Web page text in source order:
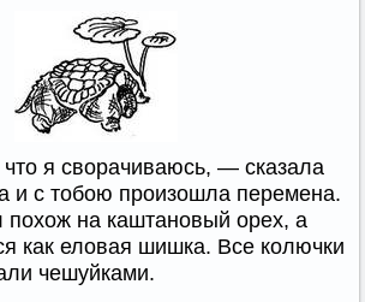
я сворачиваюсь, — сказала
и с тобою произошла перемена.
на каштановый орех, а
как еловая шишка. Все колючки
чешуйками.